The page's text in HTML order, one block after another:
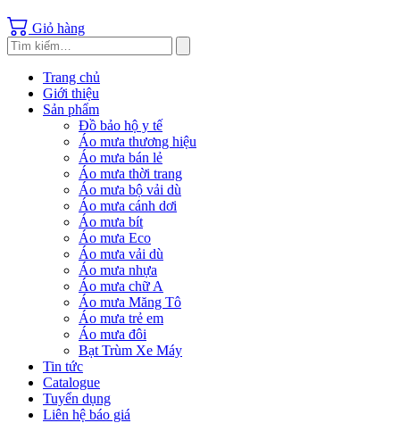
Giỏ hàng
Trang chủ
Giới thiệu
Sản phẩm
Đồ bảo hộ y tế
Áo mưa thương hiệu
Áo mưa bán lẻ
Áo mưa thời trang
Áo mưa bộ vải dù
Áo mưa cánh dơi
Áo mưa bít
Áo mưa Eco
Áo mưa vải dù
Áo mưa nhựa
Áo mưa chữ A
Áo mưa Măng Tô
Áo mưa trẻ em
Áo mưa đôi
Bạt Trùm Xe Máy
Tin tức
Catalogue
Tuyển dụng
Liên hệ báo giá